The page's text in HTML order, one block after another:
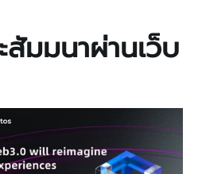
มมนาผ่านเว็บ